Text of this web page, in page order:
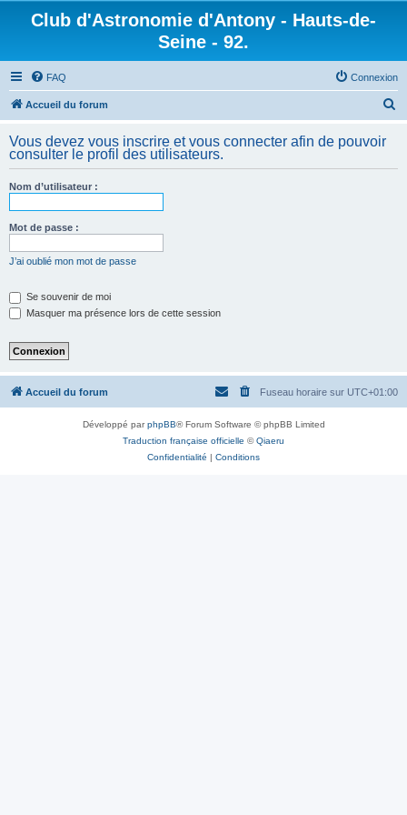
Club d'Astronomie d'Antony - Hauts-de-
Seine - 92.
FAQ Connexion
Accueil du forum
h
Vous devez vous inscrire et vous connecter afin de pouvoir
consulter le profil des utilisateurs.
Nom d’utilisateur :
Mot de passe :
J’ai oublié mon mot de passe
Se souvenir de moi
Masquer ma présence lors de cette session
Accueil du forum Fuseau horaire sur UTC+01:00
Développé parphpBB® Forum Software © phpBB Limited
Traduction française officielle ©Qiaeru
Confidentialité | Conditions